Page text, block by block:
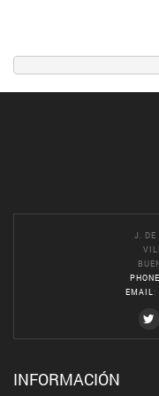
J. DE
PHONE
EMAIL:
INFORMACIÓN